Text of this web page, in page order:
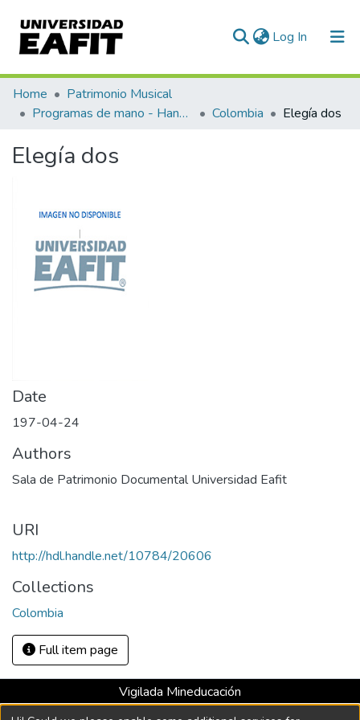
Log In (current)
Communities & Collections
All of DSpace
Statistics
Home
Patrimonio Musical
Programas de mano - Hand programs
Colombia Elegía dos
Elegía dos
Date
197-04-24
Authors
Sala de Patrimonio Documental Universidad Eafit
URI
http://hdl.handle.net/10784/20606
Collections
Colombia
Full item page
Vigilada Mineducación
Universidad con Acreditación Institucional hasta 2026 -